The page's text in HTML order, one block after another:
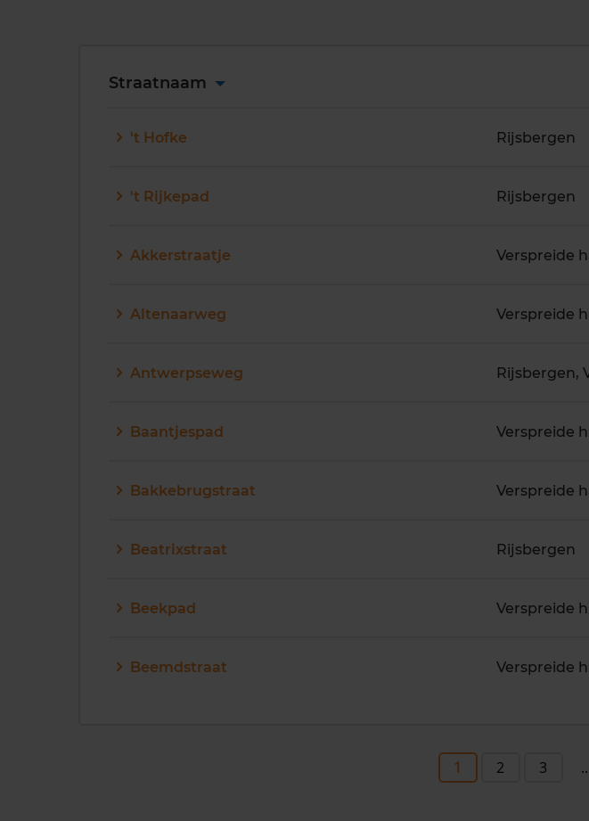
Straatnaam
't Hofke Rijsbergen
't Rijkepad Rijsbergen
Akkerstraatje Verspreide
Altenaarweg Verspreide
Antwerpseweg
Baantjespad Verspreide
Bakkebrugstraat Verspreide
Beatrixstraat Rijsbergen
Beekpad Verspreide
Beemdstraat Verspreide
1 2 3